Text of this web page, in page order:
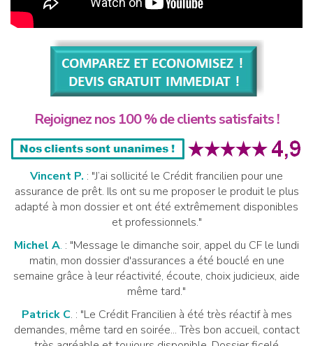
Rejoignez nos 100 % de clients satisfaits !
Vincent P. : "J’ai sollicité le Crédit francilien pour une
assurance de prêt. Ils ont su me proposer le produit le plus
adapté à mon dossier et ont été extrêmement disponibles
et professionnels."
Michel A. : "Message le dimanche soir, appel du CF le lundi
matin, mon dossier d'assurances a été bouclé en une
semaine grâce à leur réactivité, écoute, choix judicieux, aide
même tard."
Patrick C. : "Le Crédit Francilien à été très réactif à mes
demandes, même tard en soirée... Très bon accueil, contact